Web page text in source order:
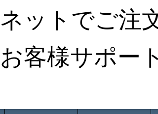
ネットでご注
お客様サポート